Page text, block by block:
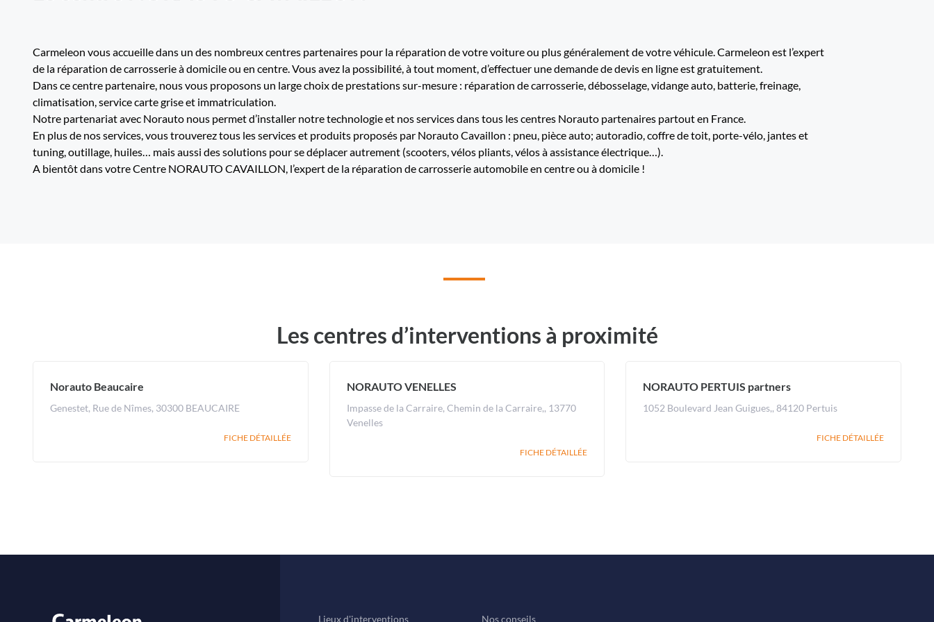
Carmeleon vous accueille dans un des nombreux centres partenaires pour la réparation de votre voiture ou plus généralement de votre véhicule. Carmeleon est l’expert
de la réparation de carrosserie à domicile ou en centre. Vous avez la possibilité, à tout moment, d’effectuer une demande de devis en ligne est gratuitement.
Dans ce centre partenaire, nous vous proposons un large choix de prestations sur-mesure : réparation de carrosserie, débosselage, vidange auto, batterie, freinage,
climatisation, service carte grise et immatriculation.
Notre partenariat avec Norauto nous permet d’installer notre technologie et nos services dans tous les centres Norauto partenaires partout en France.
En plus de nos services, vous trouverez tous les services et produits proposés par Norauto Cavaillon : pneu, pièce auto; autoradio, coffre de toit, porte-vélo, jantes et
tuning, outillage, huiles… mais aussi des solutions pour se déplacer autrement (scooters, vélos pliants, vélos à assistance électrique…).
A bientôt dans votre Centre NORAUTO CAVAILLON, l’expert de la réparation de carrosserie automobile en centre ou à domicile !
Les centres d’interventions à proximité
Norauto Beaucaire
Genestet, Rue de Nîmes, 30300 BEAUCAIRE
FICHE DÉTAILLÉE
NORAUTO VENELLES
Impasse de la Carraire, Chemin de la Carraire,, 13770
Venelles
FICHE DÉTAILLÉE
NORAUTO PERTUIS partners
1052 Boulevard Jean Guigues,, 84120 Pertuis
FICHE DÉTAILLÉE
Lieux d'interventions Nos conseils